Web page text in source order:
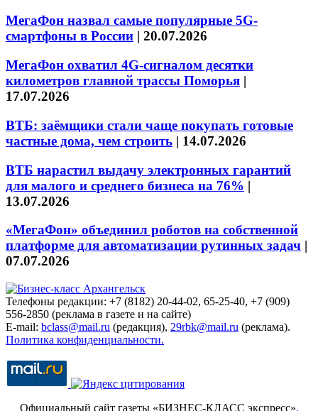
МегаФон назвал самые популярные 5G-
смартфоны в России | 20.07.2026
МегаФон охватил 4G-сигналом десятки
километров главной трассы Поморья |
17.07.2026
ВТБ: заёмщики стали чаще покупать готовые
частные дома, чем строить | 14.07.2026
ВТБ нарастил выдачу электронных гарантий
для малого и среднего бизнеса на 76% |
13.07.2026
«МегаФон» объединил роботов на собственной
платформе для автоматизации рутинных задач |
07.07.2026
Телефоны редакции: +7 (8182) 20-44-02, 65-25-40, +7 (909)
556-2850 (реклама в газете и на сайте)
E-mail: bclass@mail.ru (редакция), 29rbk@mail.ru (реклама).
Политика конфиденциальности.
Официальный сайт газеты «БИЗНЕС-КЛАСС экспресс».